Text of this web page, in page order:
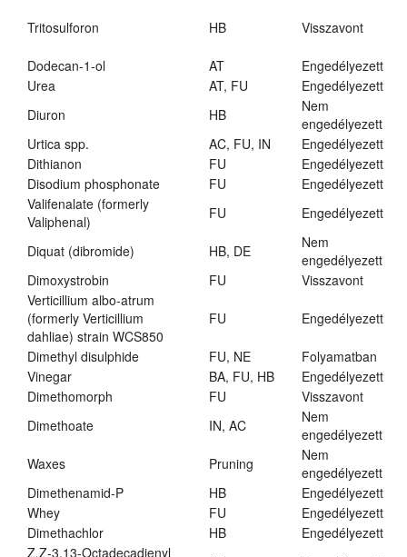
Tritosulforon HB Visszavont
Dodecan-1-ol AT
Engedélyezett
Urea
AT, FU
Engedélyezett
Diuron
HB
Nem
engedélyezett
Urtica spp.
AC, FU, IN
Engedélyezett
Dithianon
FU
Engedélyezett
Disodium phosphonate
FU
Engedélyezett
Valifenalate (formerly
Valiphenal)
FU Engedélyezett
Diquat (dibromide) HB, DE
Nem
engedélyezett
Dimoxystrobin
FU
Visszavont
Verticillium albo-atrum
(formerly Verticillium
dahliae) strain WCS850
FU Engedélyezett
Dimethyl disulphide FU, NE
Folyamatban
Vinegar
BA, FU, HB
Engedélyezett
Dimethomorph
FU
Visszavont
Dimethoate
IN, AC
Nem
engedélyezett
Waxes
Pruning
Nem
engedélyezett
Dimethenamid-P
HB
Engedélyezett
Whey
FU
Engedélyezett
Dimethachlor
HB
Engedélyezett
Z,Z-3,13-Octadecadienyl